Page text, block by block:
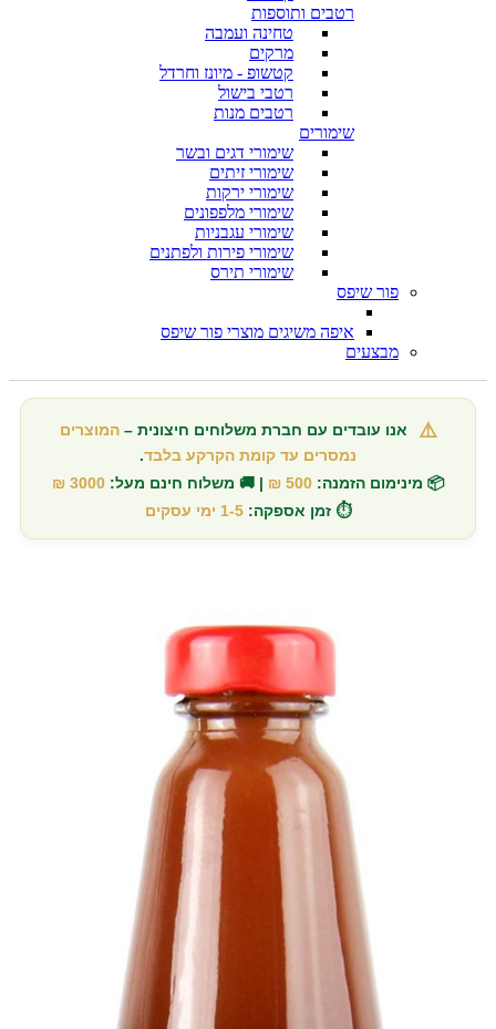
רטבים ותוספות
טחינה ועמבה
מרקים
קטשופ - מיונז וחרדל
רטבי בישול
רטבים מנות
שימורים
שימורי דגים ובשר
שימורי זיתים
שימורי ירקות
שימורי מלפפונים
שימורי עגבניות
שימורי פירות ולפתנים
שימורי תירס
פור שיפס
איפה משיגים מוצרי פור שיפס
מבצעים
⚠️ אנו עובדים עם חברת משלוחים חיצונית –המוצרים
נמסרים עד קומת הקרקע בלבד.
📦 מינימום הזמנה: 500 ₪ | 🚚 משלוח חינם מעל: 3000 ₪
⏱️ זמן אספקה: 1-5 ימי עסקים